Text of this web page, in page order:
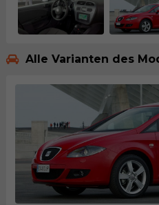
Alle Varianten des